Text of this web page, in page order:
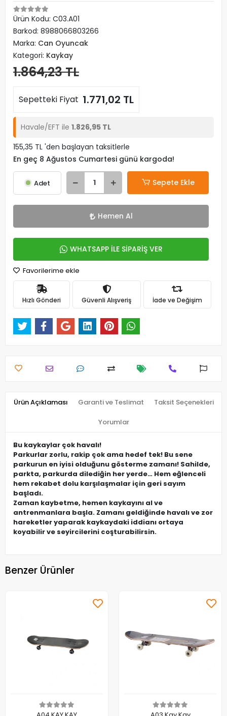
Ürün Kodu: C03.A01
Barkod: 8988066803266
Marka: Can Oyuncak
Kategori: Kaykay
1.864,23 TL
Sepetteki Fiyat 1.771,02 TL
Havale/EFT ile 1.826,95 TL
155,35 TL 'den başlayan taksitlerle
En geç 8 Ağustos Cumartesi günü kargoda!
Adet Sepete Ekle
Hemen Al
WHATSAPP İLE SİPARİŞ VER
Favorilerime ekle
Hızlı Gönderi Güvenli Alışveriş İade ve Değişim
Ürün Açıklaması Garanti ve Teslimat Taksit Seçenekleri
Yorumlar
Bu kaykaylar çok havalı!
Parkurlar zorlu, rakip çok ama hedef tek! Bu sene
parkurun en iyisi olduğunu gösterme zamanı! Sahilde,
parkta, parkurda dilediğin her yerde… Hem eğlenceli
hem rekabet dolu karşılaşmalar için geri sayım
başladı.
Zaman kaybetme, hemen kaykayını al ve
antrenmanlara başla. Zamanı geldiğinde havalı ve zor
hareketler yaparak kaykaydaki iddianı ortaya
koyabilir ve seyircilerini coşturabilirsin.
Benzer Ürünler
Sepete Ekle Sepete Ekle